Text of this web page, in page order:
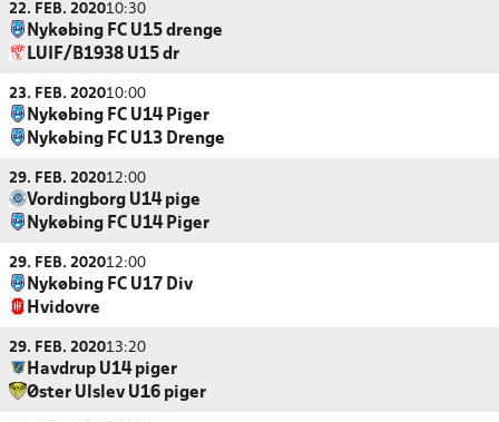
22. FEB. 202010:30
Nykøbing FC U15 drenge
LUIF/B1938 U15 dr
23. FEB. 202010:00
Nykøbing FC U14 Piger
Nykøbing FC U13 Drenge
29. FEB. 202012:00
Vordingborg U14 pige
Nykøbing FC U14 Piger
29. FEB. 202012:00
Nykøbing FC U17 Div
Hvidovre
29. FEB. 202013:20
Havdrup U14 piger
Øster Ulslev U16 piger